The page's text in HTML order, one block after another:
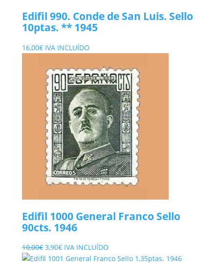
Edifil 990. Conde de San Luis. Sello
10ptas. ** 1945
16,00€ IVA INCLUÍDO
Edifil 1000 General Franco Sello
90cts. 1946
10,00€ El
precio
3,90€El
precio
IVA INCLUÍDO